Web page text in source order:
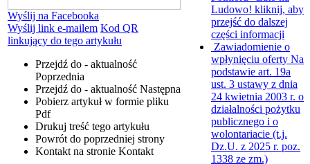
Wyślij na Facebooka
Wyślij link e-mailem Kod QR
linkujący do tego artykułu
Przejdź do - aktualność
Poprzednia
Przejdź do - aktualność Następna
Pobierz artykuł w formie pliku
Pdf
Drukuj treść tego artykułu
Powrót do poprzedniej strony
Kontakt na stronie Kontakt
Ludowo! kliknij, aby
przejść do dalszej
części informacji
Zawiadomienie o
wpłynięciu oferty Na
podstawie art. 19a
ust. 3 ustawy z dnia
24 kwietnia 2003 r. o
działalności pożytku
publicznego i o
wolontariacie (t.j.
Dz.U. z 2025 r. poz.
1338 ze zm.)